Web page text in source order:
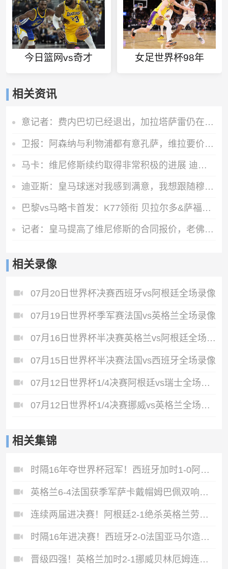
今日篮网vs奇才 女足世界杯98年
相关资讯
意记者：费内巴切已经退出，加拉塔萨雷仍在坚持要签下莱奥
卫报：阿森纳与利物浦都有意孔萨，维拉要价6000万镑
马卡：维尼修斯续约取得非常积极的进展 迪奥曼德交易已接近完成
迪亚斯：皇马球迷对我感到满意，我想跟随穆里尼奥赢得冠军
巴黎vs马略卡首发：K77领衔 贝拉尔多&萨福诺夫出战 多人轮换
记者：皇马提高了维尼修斯的合同报价，老佛爷不想放他免费离队
相关录像
07月20日世界杯决赛西班牙vs阿根廷全场录像
07月19日世界杯季军赛法国vs英格兰全场录像
07月16日世界杯半决赛英格兰vs阿根廷全场录像
07月15日世界杯半决赛法国vs西班牙全场录像
07月12日世界杯1/4决赛阿根廷vs瑞士全场录像
07月12日世界杯1/4决赛挪威vs英格兰全场录像
相关集锦
时隔16年夺世界杯冠军！西班牙加时1-0阿根廷费兰制胜恩佐染红
英格兰6-4法国获季军萨卡戴帽姆巴佩双响创纪录奥利塞2助+失良机
连续两届进决赛！阿根廷2-1绝杀英格兰劳塔罗恩佐破门梅西两助攻
时隔16年进决赛！西班牙2-0法国亚马尔造点奥亚萨瓦尔、波罗破门
晋级四强！英格兰加时2-1挪威贝林厄姆连场双响谢尔德鲁普破门